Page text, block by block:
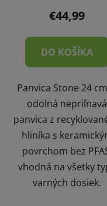
€44,99
DO KOŠÍKA
Panvica Stone 24
odolná nepriľnavá
panvica z
hliníka s
povrchom bez
vhodná na všetky
varných dosiek.